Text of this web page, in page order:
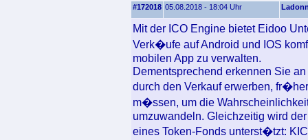
#172018 05.08.2018 - 18:04 Uhr
Mit der ICO Engine bietet Eidoo
Verk�ufe auf Android und IOS
mobilen App zu verwalten.
Dementsprechend erkennen Sie
durch den Verkauf erwerben,
m�ssen, um die
umzuwandeln. Gleichzeitig wird
eines Token-Fonds unterst�tzt: